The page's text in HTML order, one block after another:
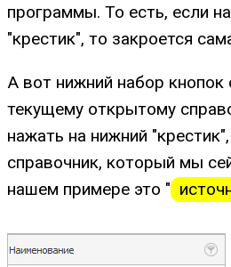
программы. То есть, если
"крестик", то закроется
А вот нижний набор кнопок
текущему открытому
нажать на нижний
справочник, который мы
нашем примере это "